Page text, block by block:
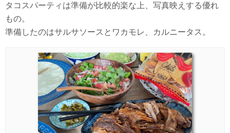
タコスパーティは準備が比較的楽な上、写真映えする優れ
もの。
準備したのはサルサソースとワカモレ、カルニータス。